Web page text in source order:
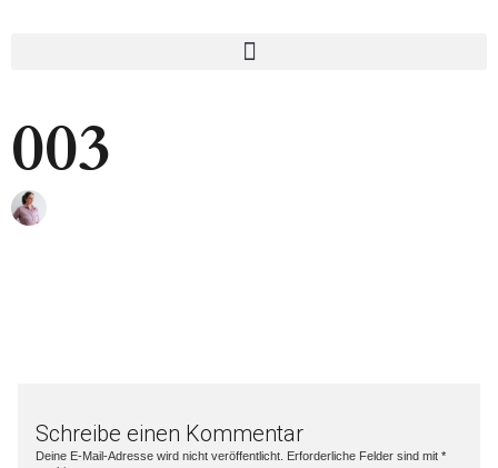
003
Schreibe einen Kommentar
Deine E-Mail-Adresse wird nicht veröffentlicht. Erforderliche Felder sind mit *